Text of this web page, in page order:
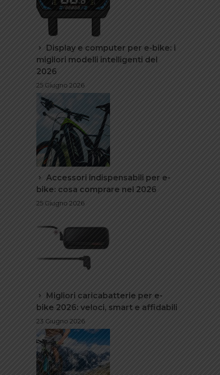
Display e computer per e-bike: i
migliori modelli intelligenti del
2026
25 Giugno 2026
Accessori indispensabili per e-
bike: cosa comprare nel 2026
25 Giugno 2026
Migliori caricabatterie per e-
bike 2026: veloci, smart e affidabili
23 Giugno 2026